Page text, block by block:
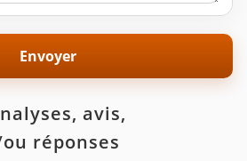
avis,
réponses